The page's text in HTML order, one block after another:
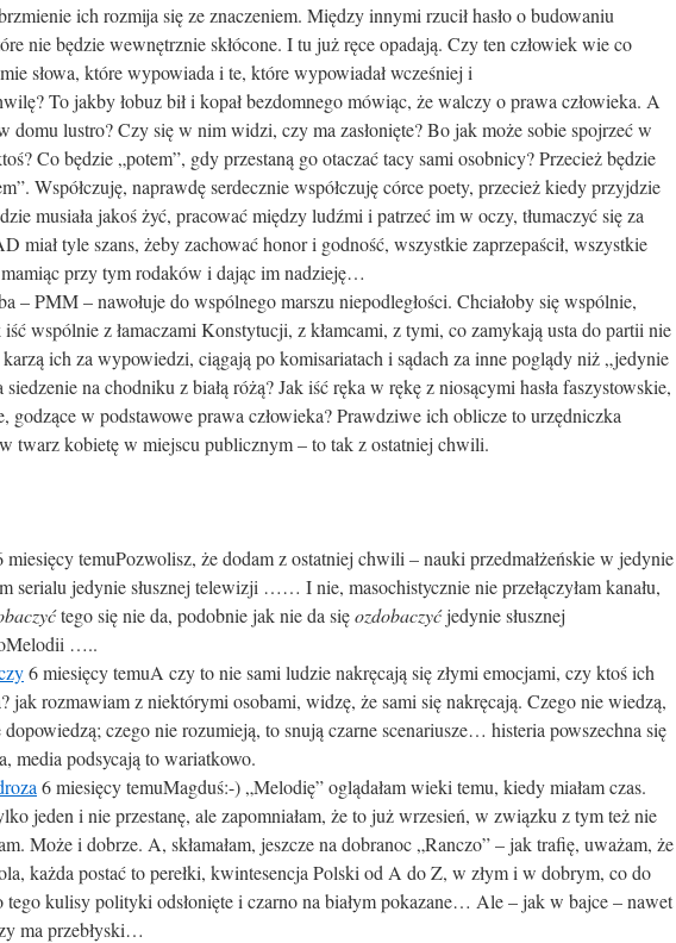
ich rozmija się ze znaczeniem. Między innymi rzucił hasło o budowaniu
nie będzie wewnętrznie skłócone. I tu już ręce opadają. Czy ten człowiek wie co
słowa, które wypowiada i te, które wypowiadał wcześniej i
To jakby łobuz bił i kopał bezdomnego mówiąc, że walczy o prawa człowieka. A
domu lustro? Czy się w nim widzi, czy ma zasłonięte? Bo jak może sobie spojrzeć w
Co będzie „potem”, gdy przestaną go otaczać tacy sami osobnicy? Przecież będzie
Współczuję, naprawdę serdecznie współczuję córce poety, przecież kiedy przyjdzie
musiała jakoś żyć, pracować między ludźmi i patrzeć im w oczy, tłumaczyć się za
miał tyle szans, żeby zachować honor i godność, wszystkie zaprzepaścił, wszystkie
mamiąc przy tym rodaków i dając im nadzieję…
– PMM – nawołuje do wspólnego marszu niepodległości. Chciałoby się wspólnie,
wspólnie z łamaczami Konstytucji, z kłamcami, z tymi, co zamykają usta do partii nie
ich za wypowiedzi, ciągają po komisariatach i sądach za inne poglądy niż „jedynie
siedzenie na chodniku z białą różą? Jak iść ręka w rękę z niosącymi hasła faszystowskie,
godzące w podstawowe prawa człowieka? Prawdziwe ich oblicze to urzędniczka
twarz kobietę w miejscu publicznym – to tak z ostatniej chwili.
miesięcy temuPozwolisz, że dodam z ostatniej chwili – nauki przedmałżeńskie w jedynie
serialu jedynie słusznej telewizji …… I nie, masochistycznie nie przełączyłam kanału,
tego się nie da, podobnie jak nie da sięozdobaczyćjedynie słusznej
…..
6 miesięcy temuA czy to nie sami ludzie nakręcają się złymi emocjami, czy ktoś ich
jak rozmawiam z niektórymi osobami, widzę, że sami się nakręcają. Czego nie wiedzą,
dopowiedzą; czego nie rozumieją, to snują czarne scenariusze… histeria powszechna się
media podsycają to wariatkowo.
6 miesięcy temuMagduś:-) „Melodię” oglądałam wieki temu, kiedy miałam czas.
jeden i nie przestanę, ale zapomniałam, że to już wrzesień, w związku z tym też nie
Może i dobrze. A, skłamałam, jeszcze na dobranoc „Ranczo” – jak trafię, uważam, że
każda postać to perełki, kwintesencja Polski od A do Z, w złym i w dobrym, co do
tego kulisy polityki odsłonięte i czarno na białym pokazane… Ale – jak w bajce – nawet
ma przebłyski…